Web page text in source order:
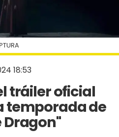
18:53
tráiler oficial
temporada de
Dragon"